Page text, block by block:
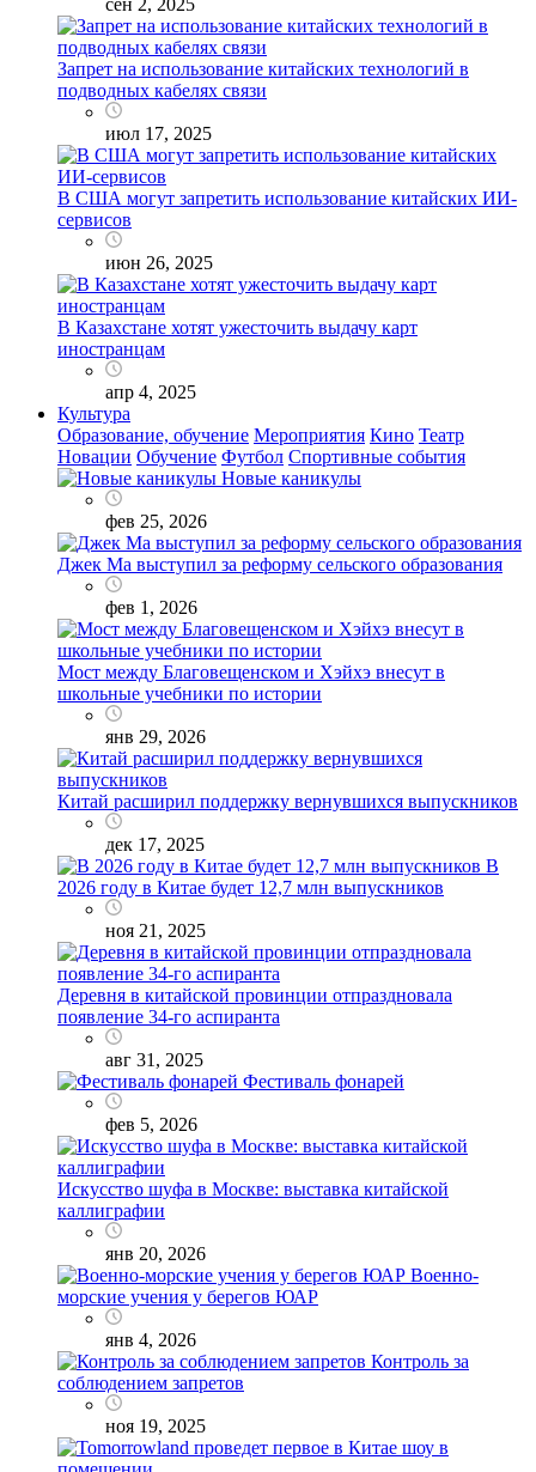
Запрет на использование китайских технологий в
подводных кабелях связи
июл 17, 2025
В США могут запретить использование китайских ИИ-
сервисов
июн 26, 2025
В Казахстане хотят ужесточить выдачу карт
иностранцам
апр 4, 2025
Культура
Образование, обучение Мероприятия Кино Театр
Новации Обучение Футбол Спортивные события
Новые каникулы
фев 25, 2026
Джек Ма выступил за реформу сельского образования
фев 1, 2026
Мост между Благовещенском и Хэйхэ внесут в
школьные учебники по истории
янв 29, 2026
Китай расширил поддержку вернувшихся выпускников
дек 17, 2025
В
2026 году в Китае будет 12,7 млн выпускников
ноя 21, 2025
Деревня в китайской провинции отпраздновала
появление 34-го аспиранта
авг 31, 2025
Фестиваль фонарей
фев 5, 2026
Искусство шуфа в Москве: выставка китайской
каллиграфии
янв 20, 2026
Военно-
морские учения у берегов ЮАР
янв 4, 2026
Контроль за
соблюдением запретов
ноя 19, 2025